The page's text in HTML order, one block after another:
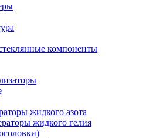
компоненты
жидкого азота
жидкого гелия